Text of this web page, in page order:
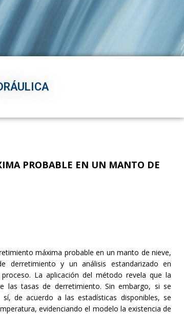
PROBABLE EN UN MANTO DE
máxima probable en un manto de nieve,
derretimiento y un análisis estandarizado en
La aplicación del método revela que la
las tasas de derretimiento. Sin embargo, si se
de acuerdo a las estadísticas disponibles, se
evidenciando el modelo la existencia de